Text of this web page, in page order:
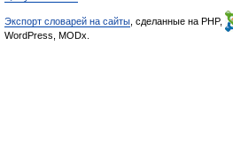
Экспорт словарей на сайты , сделанные на PHP,
WordPress, MODx.